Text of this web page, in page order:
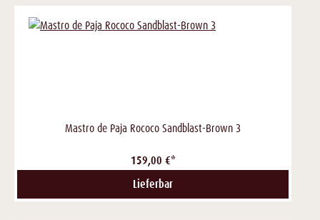
Mastro de Paja Rococo Sandblast-Brown 3
159,00 €*
Lieferbar